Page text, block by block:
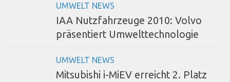
UMWELT NEWS
IAA Nutzfahrzeuge 2010: Volvo
präsentiert Umwelttechnologie
UMWELT NEWS
Mitsubishi i-MiEV erreicht 2. Platz